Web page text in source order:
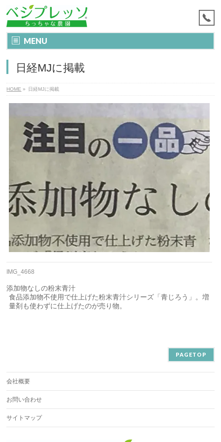
MENU
日経MJに掲載
HOME » 日経MJに掲載
IMG_4668
添加物なしの粉末青汁
食品添加物不使用で仕上げた粉末青汁シリーズ「青じろう」。増
量剤も使わずに仕上げたのが売り物。
PAGETOP
会社概要
お問い合わせ
サイトマップ